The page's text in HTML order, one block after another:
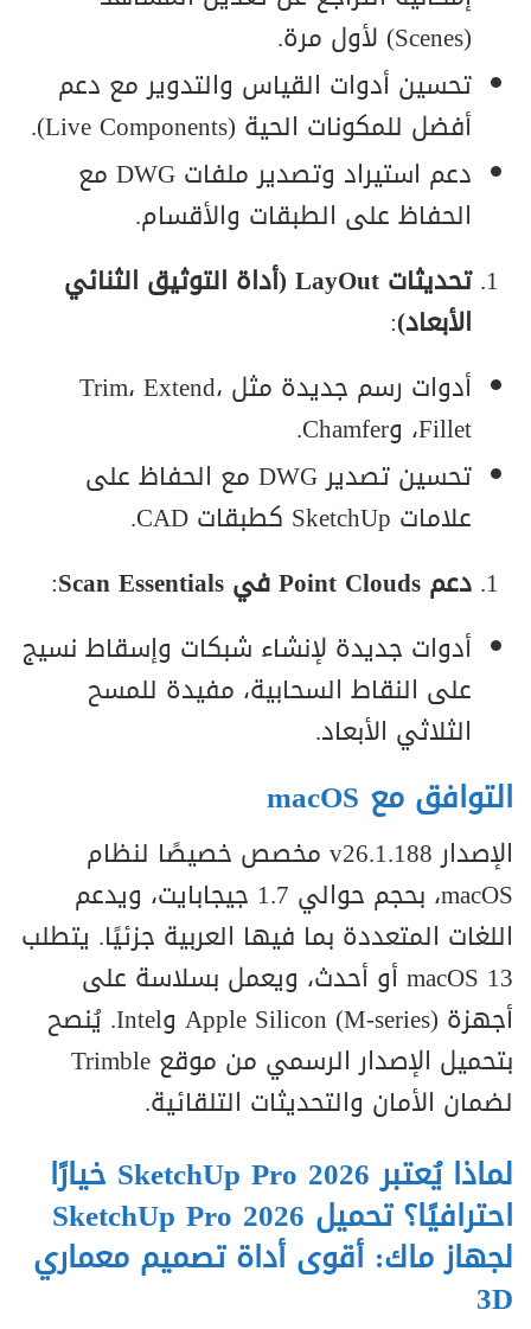
(Scenes) لأول مرة.
تحسين أدوات القياس والتدوير مع دعم
أفضل للمكونات الحية (Live Components).
دعم استيراد وتصدير ملفات DWG مع
الحفاظ على الطبقات والأقسام.
تحديثات LayOut (أداة التوثيق الثنائي
الأبعاد):
أدوات رسم جديدة مثل Trim، Extend،
Fillet، وChamfer.
تحسين تصدير DWG مع الحفاظ على
علامات SketchUp كطبقات CAD.
دعم Point Clouds في Scan Essentials
:
أدوات جديدة لإنشاء شبكات وإسقاط نسيج
على النقاط السحابية، مفيدة للمسح
الثلاثي الأبعاد.
التوافق مع macOS
الإصدار v26.1.188 مخصص خصيصًا لنظام
macOS، بحجم حوالي 1.7 جيجابايت، ويدعم
اللغات المتعددة بما فيها العربية جزئيًا. يتطلب
macOS 13 أو أحدث، ويعمل بسلاسة على
أجهزة Apple Silicon (M-series) وIntel. يُنصح
بتحميل الإصدار الرسمي من موقع Trimble
لضمان الأمان والتحديثات التلقائية.
لماذا يُعتبر SketchUp Pro 2026 خيارًا
احترافيًا؟ تحميل SketchUp Pro 2026
لجهاز ماك: أقوى أداة تصميم معماري
3D